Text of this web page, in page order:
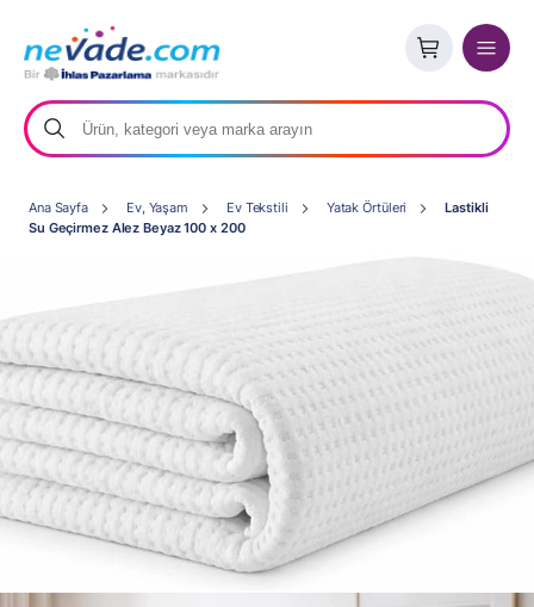
Ana Sayfa Ev, Yaşam Ev Tekstili Yatak Örtüleri
Lastikli
Su Geçirmez Alez Beyaz 100 x 200